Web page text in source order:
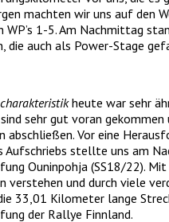
machten wir uns auf den
WP’s 1-5. Am Nachmittag
die auch als Power-Stage
charakteristikheute war sehr
sehr gut voran gekommen
abschließen. Vor eine
Aufschriebs stellte uns am
Ouninpohja (SS18/22).
verstehen und durch viele
33,01 Kilometer lange
der Rallye Finnland.